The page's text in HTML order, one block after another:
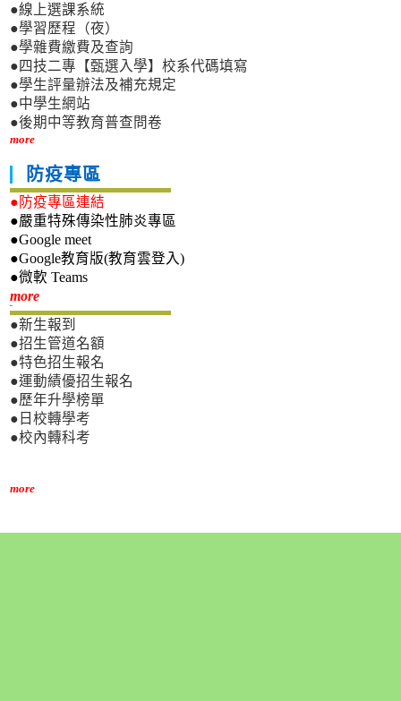
●線上選課系統
●學習歷程（夜）
●學雜費繳費及查詢
●四技二專【甄選入學】校系代碼填寫
●學生評量辦法及補充規定
●中學生網站
●後期中等教育普查問卷
more
防疫專區
●防疫專區連結
●嚴重特殊傳染性肺炎專區
●Google meet
●Google教育版(教育雲登入)
●微軟 Teams
more新生專區
●新生報到
●招生管道名額
●特色招生報名
●運動績優招生報名
●歷年升學榜單
●日校轉學考
●校內轉科考
more